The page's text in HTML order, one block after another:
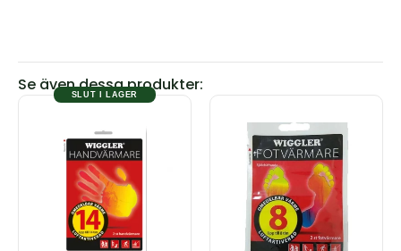
Se även dessa produkter:
SLUT I LAGER